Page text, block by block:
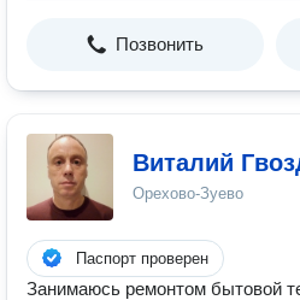
Позвонить
Виталий
Орехово-Зуево
Паспорт проверен
Занимаюсь ремонтом бытовой